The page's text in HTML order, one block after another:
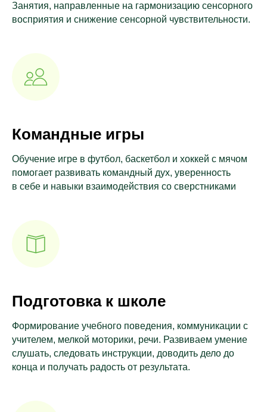
Занятия, направленные на гармонизацию сенсорного
восприятия и снижение сенсорной чувствительности.
Командные игры
Обучение игре в футбол, баскетбол и хоккей с мячом
помогает развивать командный дух, уверенность
в себе и навыки взаимодействия со сверстниками
Подготовка к школе
Формирование учебного поведения, коммуникации с
учителем, мелкой моторики, речи. Развиваем умение
слушать, следовать инструкции, доводить дело до
конца и получать радость от результата.